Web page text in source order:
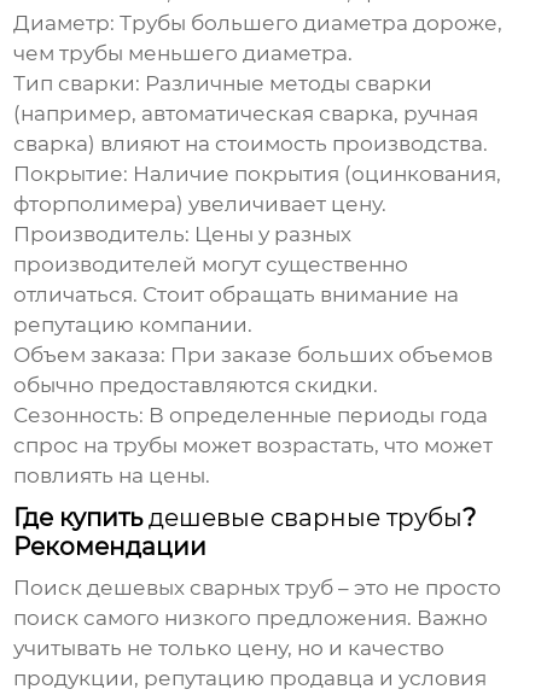
Диаметр: Трубы большего диаметра дороже,
чем трубы меньшего диаметра.
Тип сварки: Различные методы сварки
(например, автоматическая сварка, ручная
сварка) влияют на стоимость производства.
Покрытие: Наличие покрытия (оцинкования,
фторполимера) увеличивает цену.
Производитель: Цены у разных
производителей могут существенно
отличаться. Стоит обращать внимание на
репутацию компании.
Объем заказа: При заказе больших объемов
обычно предоставляются скидки.
Сезонность: В определенные периоды года
спрос на трубы может возрастать, что может
повлиять на цены.
Где купитьдешевые сварные трубы?
Рекомендации
Поискдешевых сварных труб – это не просто
поиск самого низкого предложения. Важно
учитывать не только цену, но и качество
продукции, репутацию продавца и условия